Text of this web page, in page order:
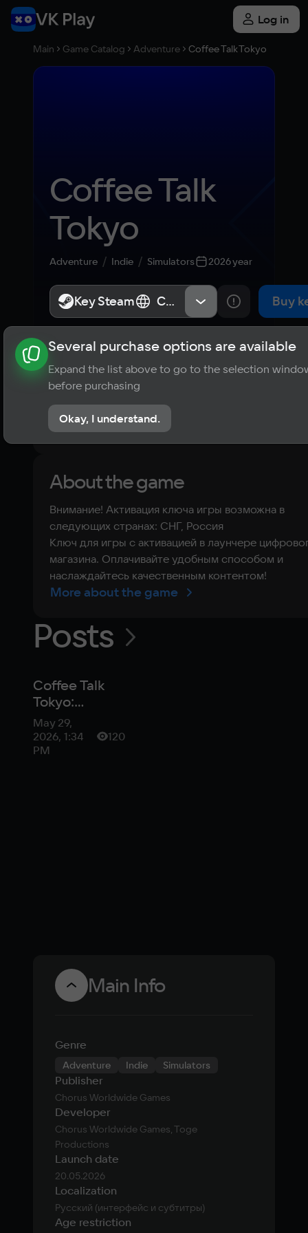
Log in
Main Game Catalog Adventure Coffee Talk Tokyo
Coffee Talk
Tokyo
Adventure Indie Simulators 2026 year
Key Steam СНГ, Россия Buy
About the game News Publications
? Player ratings
No reviews
About the game
Внимание! Активация ключа игры возможна в
следующих странах: СНГ, Россия
Ключ для игры с активацией в лаунчере
магазина. Оплачивайте удобным способом и
наслаждайтесь качественным контентом!
More about the game
Posts
Coffee Talk
Tokyo:
душевный
симулятор
бариста в
May 29,
2026, 1:34
PM
120
Main Info
Genre
Adventure Indie Simulators
Publisher
Chorus Worldwide Games
Developer
Chorus Worldwide Games, Toge
Productions
Launch date
20.05.2026
Localization
Русский (интерфейс и субтитры)
Age restriction
Key Steam СНГ, Россия
Several purchase options are available
Expand the list above to go to the selection
before purchasing
Okay, I understand.